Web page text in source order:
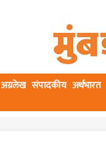
अग्रलेख संपादकीय अर्थभारत